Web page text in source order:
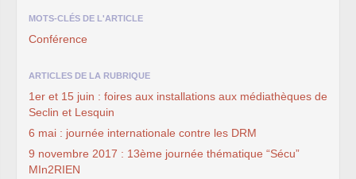
MOTS-CLÉS DE L'ARTICLE
Conférence
ARTICLES DE LA RUBRIQUE
1er et 15 juin : foires aux installations aux médiathèques de
Seclin et Lesquin
6 mai : journée internationale contre les DRM
9 novembre 2017 : 13ème journée thématique “Sécu”
MIn2RIEN